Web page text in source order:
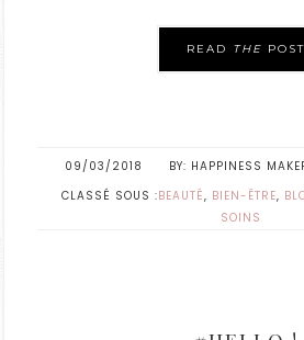
READ THE POST
09/03/2018 HAPPINESS
CLASSÉ SOUS :BEAUTÉ, BIEN-ÊTRE,
SOINS